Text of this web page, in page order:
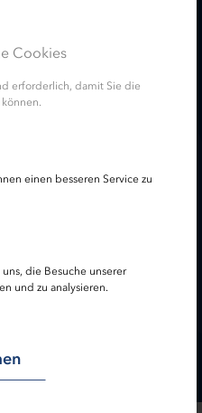
Cookies
erforderlich, damit Sie die
einen besseren Service zu
die Besuche unserer
und zu analysieren.